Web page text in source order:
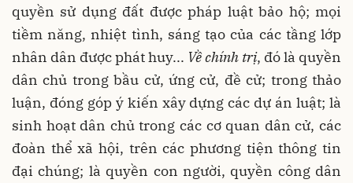
quyền sử dụng đất được pháp luật bảo hộ; mọi
tiềm năng, nhiệt tình, sáng tạo của các tầng lớp
nhân dân được phát huy... Về chính trị, đó là quyền
dân chủ trong bầu cử, ứng cử, đề cử; trong thảo
luận, đóng góp ý kiến xây dựng các dự án luật; là
sinh hoạt dân chủ trong các cơ quan dân cử, các
đoàn thể xã hội, trên các phương tiện thông tin
đại chúng; là quyền con người, quyền công dân